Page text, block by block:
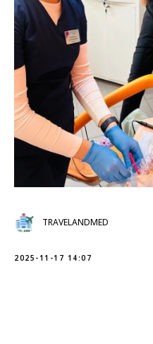
TRAVELANDMED
2025-11-17 14:07